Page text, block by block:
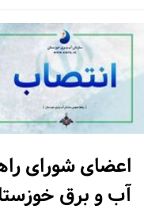
اعضای شورای
آب و برق